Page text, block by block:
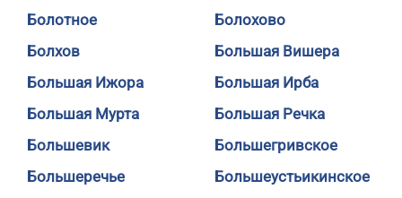
Болотное
Болохово
Болхов
Большая Вишера
Большая Ижора
Большая Ирба
Большая Мурта
Большая Речка
Большевик
Большегривское
Большеречье
Большеустьикинское